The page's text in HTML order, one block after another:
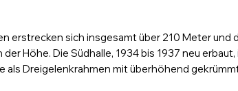
erstrecken sich insgesamt über 210 Meter und
Höhe. Die Südhalle, 1934 bis 1937 neu
als Dreigelenkrahmen mit überhöhend